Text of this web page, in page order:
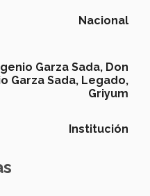
Nacional
Garza Sada, Don
Garza Sada, Legado,
Griyum
Institución